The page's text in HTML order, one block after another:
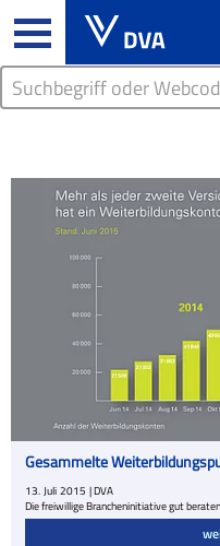
Gesammelte
13. Juli 2015 | DVA
Die freiwillige Brancheninitiative gut